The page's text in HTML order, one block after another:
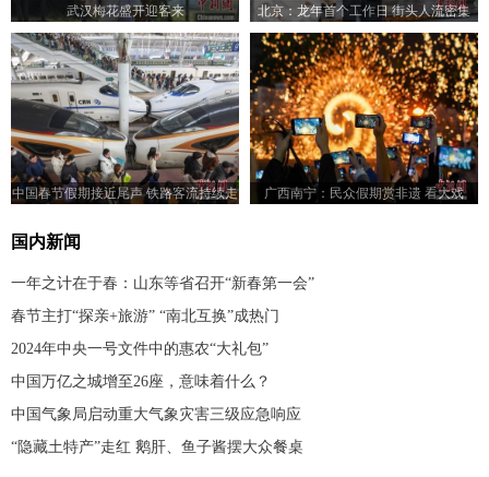
武汉梅花盛开迎客来 北京：龙年首个工作日 街头人流密集
中国春节假期接近尾声 铁路客流持续走
广西南宁：民众假期赏非遗 看大戏
国内新闻
一年之计在于春：山东等省召开“新春第一会”
春节主打“探亲+旅游” “南北互换”成热门
2024年中央一号文件中的惠农“大礼包”
中国万亿之城增至26座，意味着什么？
中国气象局启动重大气象灾害三级应急响应
“隐藏土特产”走红 鹅肝、鱼子酱摆大众餐桌